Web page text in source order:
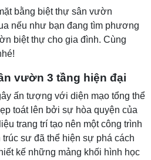
bằng biệt thự sân vườn
nếu như bạn đang tìm phương
biệt thự cho gia đình. Cùng
vườn 3 tầng hiện đại
ấn tượng với diện mạo tổng thể
toát lên bởi sự hòa quyện của
trang trí tạo nên một công trình
sư đã thể hiện sự phá cách
kế những mảng khối hình học